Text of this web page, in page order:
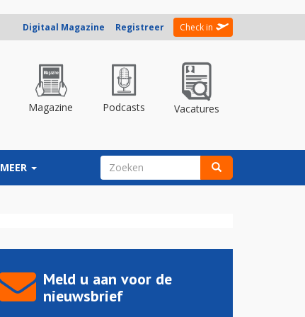
Digitaal Magazine Registreer Check in
Magazine Podcasts Vacatures
MEER ZOEKVELD
Meld u aan voor de
nieuwsbrief